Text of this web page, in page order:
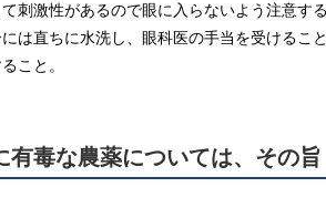
刺激性があるので眼に入らないよう注意する
は直ちに水洗し、眼科医の手当を受けること
こと。
有毒な農薬については、その旨